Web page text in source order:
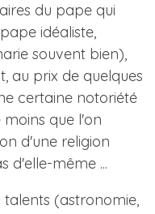
du pape qui
idéaliste,
souvent bien),
au prix de quelques
certaine notoriété
que l'on
d'une religion
d'elle-même ...
talents (astronomie,